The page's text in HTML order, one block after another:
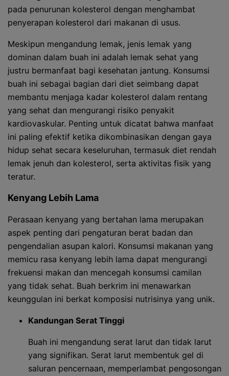
pada penurunan kolesterol dengan menghambat
penyerapan kolesterol dari makanan di usus.
Meskipun mengandung lemak, jenis lemak yang
dominan dalam buah ini adalah lemak sehat yang
justru bermanfaat bagi kesehatan jantung. Konsumsi
buah ini sebagai bagian dari diet seimbang dapat
membantu menjaga kadar kolesterol dalam rentang
yang sehat dan mengurangi risiko penyakit
kardiovaskular. Penting untuk dicatat bahwa manfaat
ini paling efektif ketika dikombinasikan dengan gaya
hidup sehat secara keseluruhan, termasuk diet rendah
lemak jenuh dan kolesterol, serta aktivitas fisik yang
teratur.
Kenyang Lebih Lama
Perasaan kenyang yang bertahan lama merupakan
aspek penting dari pengaturan berat badan dan
pengendalian asupan kalori. Konsumsi makanan yang
memicu rasa kenyang lebih lama dapat mengurangi
frekuensi makan dan mencegah konsumsi camilan
yang tidak sehat. Buah berkrim ini menawarkan
keunggulan ini berkat komposisi nutrisinya yang unik.
Kandungan Serat Tinggi
Buah ini mengandung serat larut dan tidak larut
yang signifikan. Serat larut membentuk gel di
saluran pencernaan, memperlambat pengosongan